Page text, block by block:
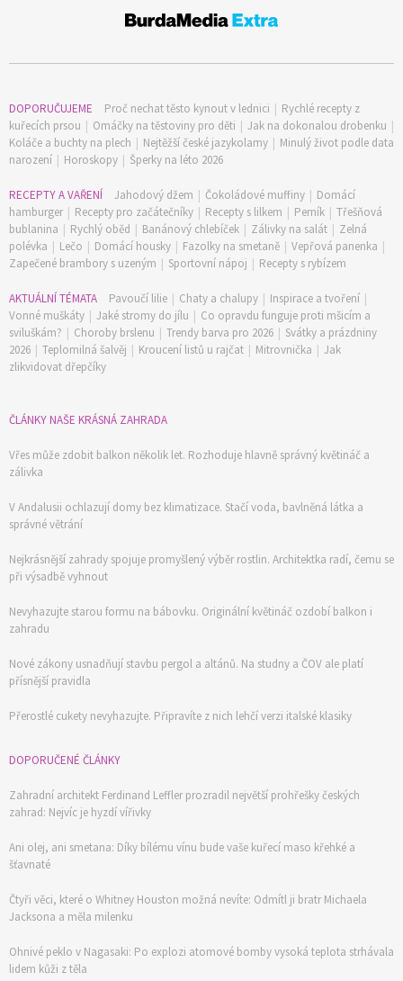
DOPORUČUJEME Proč nechat těsto kynout v lednici
Rychlé recepty z
kuřecích prsou
Omáčky na těstoviny pro děti Jak na dokonalou drobenku
Koláče a buchty na plech
Nejtěžší české jazykolamy
Minulý život podle data
narození
Horoskopy Šperky na léto 2026
RECEPTY A VAŘENÍ Jahodový džem Čokoládové muffiny
Domácí
hamburger
Recepty pro začátečníky Recepty s lilkem Perník
Třešňová
bublanina
Rychlý oběd Banánový chlebíček Zálivky na salát
Zelná
polévka
Lečo Domácí housky Fazolky na smetaně Vepřová panenka
Zapečené brambory s uzeným
Sportovní nápoj Recepty s rybízem
AKTUÁLNÍ TÉMATA Pavoučí lilie Chaty a chalupy Inspirace a tvoření
Vonné muškáty
Jaké stromy do jílu
Co opravdu funguje proti mšicím a
sviluškám?
Choroby brslenu Trendy barva pro 2026
Svátky a prázdniny
2026
Teplomilná šalvěj Kroucení listů u rajčat Mitrovnička
Jak
zlikvidovat dřepčíky
ČLÁNKY NAŠE KRÁSNÁ ZAHRADA
Vřes může zdobit balkon několik let. Rozhoduje hlavně správný květináč a
zálivka
V Andalusii ochlazují domy bez klimatizace. Stačí voda, bavlněná látka a
správné větrání
Nejkrásnější zahrady spojuje promyšlený výběr rostlin. Architektka radí, čemu se
při výsadbě vyhnout
Nevyhazujte starou formu na bábovku. Originální květináč ozdobí balkon i
zahradu
Nové zákony usnadňují stavbu pergol a altánů. Na studny a ČOV ale platí
přísnější pravidla
Přerostlé cukety nevyhazujte. Připravíte z nich lehčí verzi italské klasiky
DOPORUČENÉ ČLÁNKY
Zahradní architekt Ferdinand Leffler prozradil největší prohřešky českých
zahrad: Nejvíc je hyzdí vířivky
Ani olej, ani smetana: Díky bílému vínu bude vaše kuřecí maso křehké a
šťavnaté
Čtyři věci, které o Whitney Houston možná nevíte: Odmítl ji bratr Michaela
Jacksona a měla milenku
Ohnivé peklo v Nagasaki: Po explozi atomové bomby vysoká teplota strhávala
lidem kůži z těla